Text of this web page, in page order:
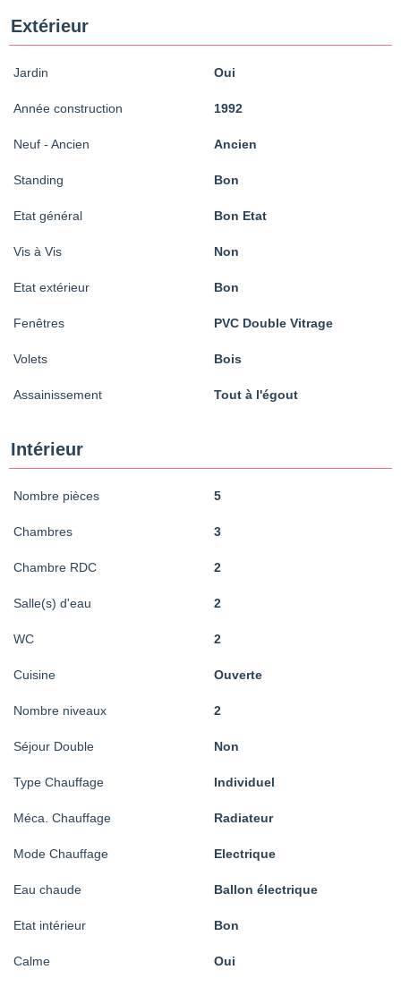
Extérieur
Jardin Oui
Année construction 1992
Neuf - Ancien Ancien
Standing Bon
Etat général Bon Etat
Vis à Vis Non
Etat extérieur Bon
Fenêtres PVC Double Vitrage
Volets Bois
Assainissement Tout à l'égout
Intérieur
Nombre pièces 5
Chambres 3
Chambre RDC 2
Salle(s) d'eau 2
WC 2
Cuisine Ouverte
Nombre niveaux 2
Séjour Double Non
Type Chauffage Individuel
Méca. Chauffage Radiateur
Mode Chauffage Electrique
Eau chaude Ballon électrique
Etat intérieur Bon
Calme Oui